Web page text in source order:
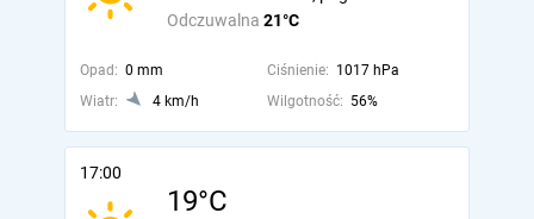
Odczuwalna 21°C
Opad: 0 mm Ciśnienie: 1017 hPa
Wiatr:
4 km/h Wilgotność: 56%
17:00
19°C